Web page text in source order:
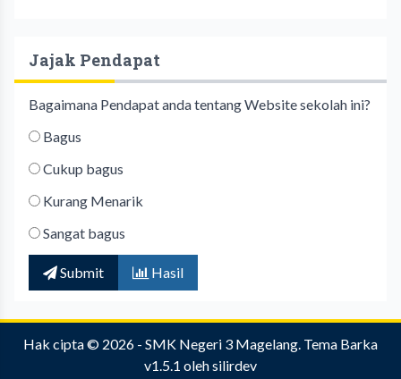
Jajak Pendapat
Bagaimana Pendapat anda tentang Website sekolah ini?
Bagus
Cukup bagus
Kurang Menarik
Sangat bagus
Submit Hasil
Hak cipta © 2026 - SMK Negeri 3 Magelang. Tema Barka
v1.5.1 olehsilirdev